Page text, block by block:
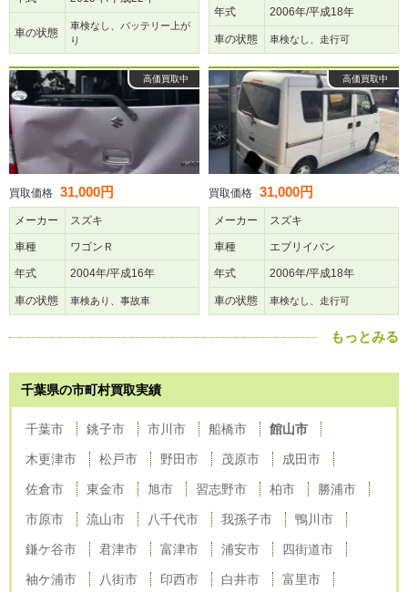
車の状態
車検なし、バッテリー上が
り
年式 2006年/平成18年
車の状態 車検なし、走行可
高価買取中
買取価格 31,000円
メーカー スズキ
車種 ワゴンＲ
年式 2004年/平成16年
車の状態 車検あり、事故車
高価買取中
買取価格 31,000円
メーカー スズキ
車種 エブリイバン
年式 2006年/平成18年
車の状態 車検なし、走行可
もっとみる
千葉県の市町村買取実績
千葉市 銚子市 市川市 船橋市 館山市
木更津市 松戸市 野田市 茂原市 成田市
佐倉市 東金市 旭市 習志野市 柏市 勝浦市
市原市 流山市 八千代市 我孫子市 鴨川市
鎌ケ谷市 君津市 富津市 浦安市 四街道市
袖ケ浦市 八街市 印西市 白井市 富里市